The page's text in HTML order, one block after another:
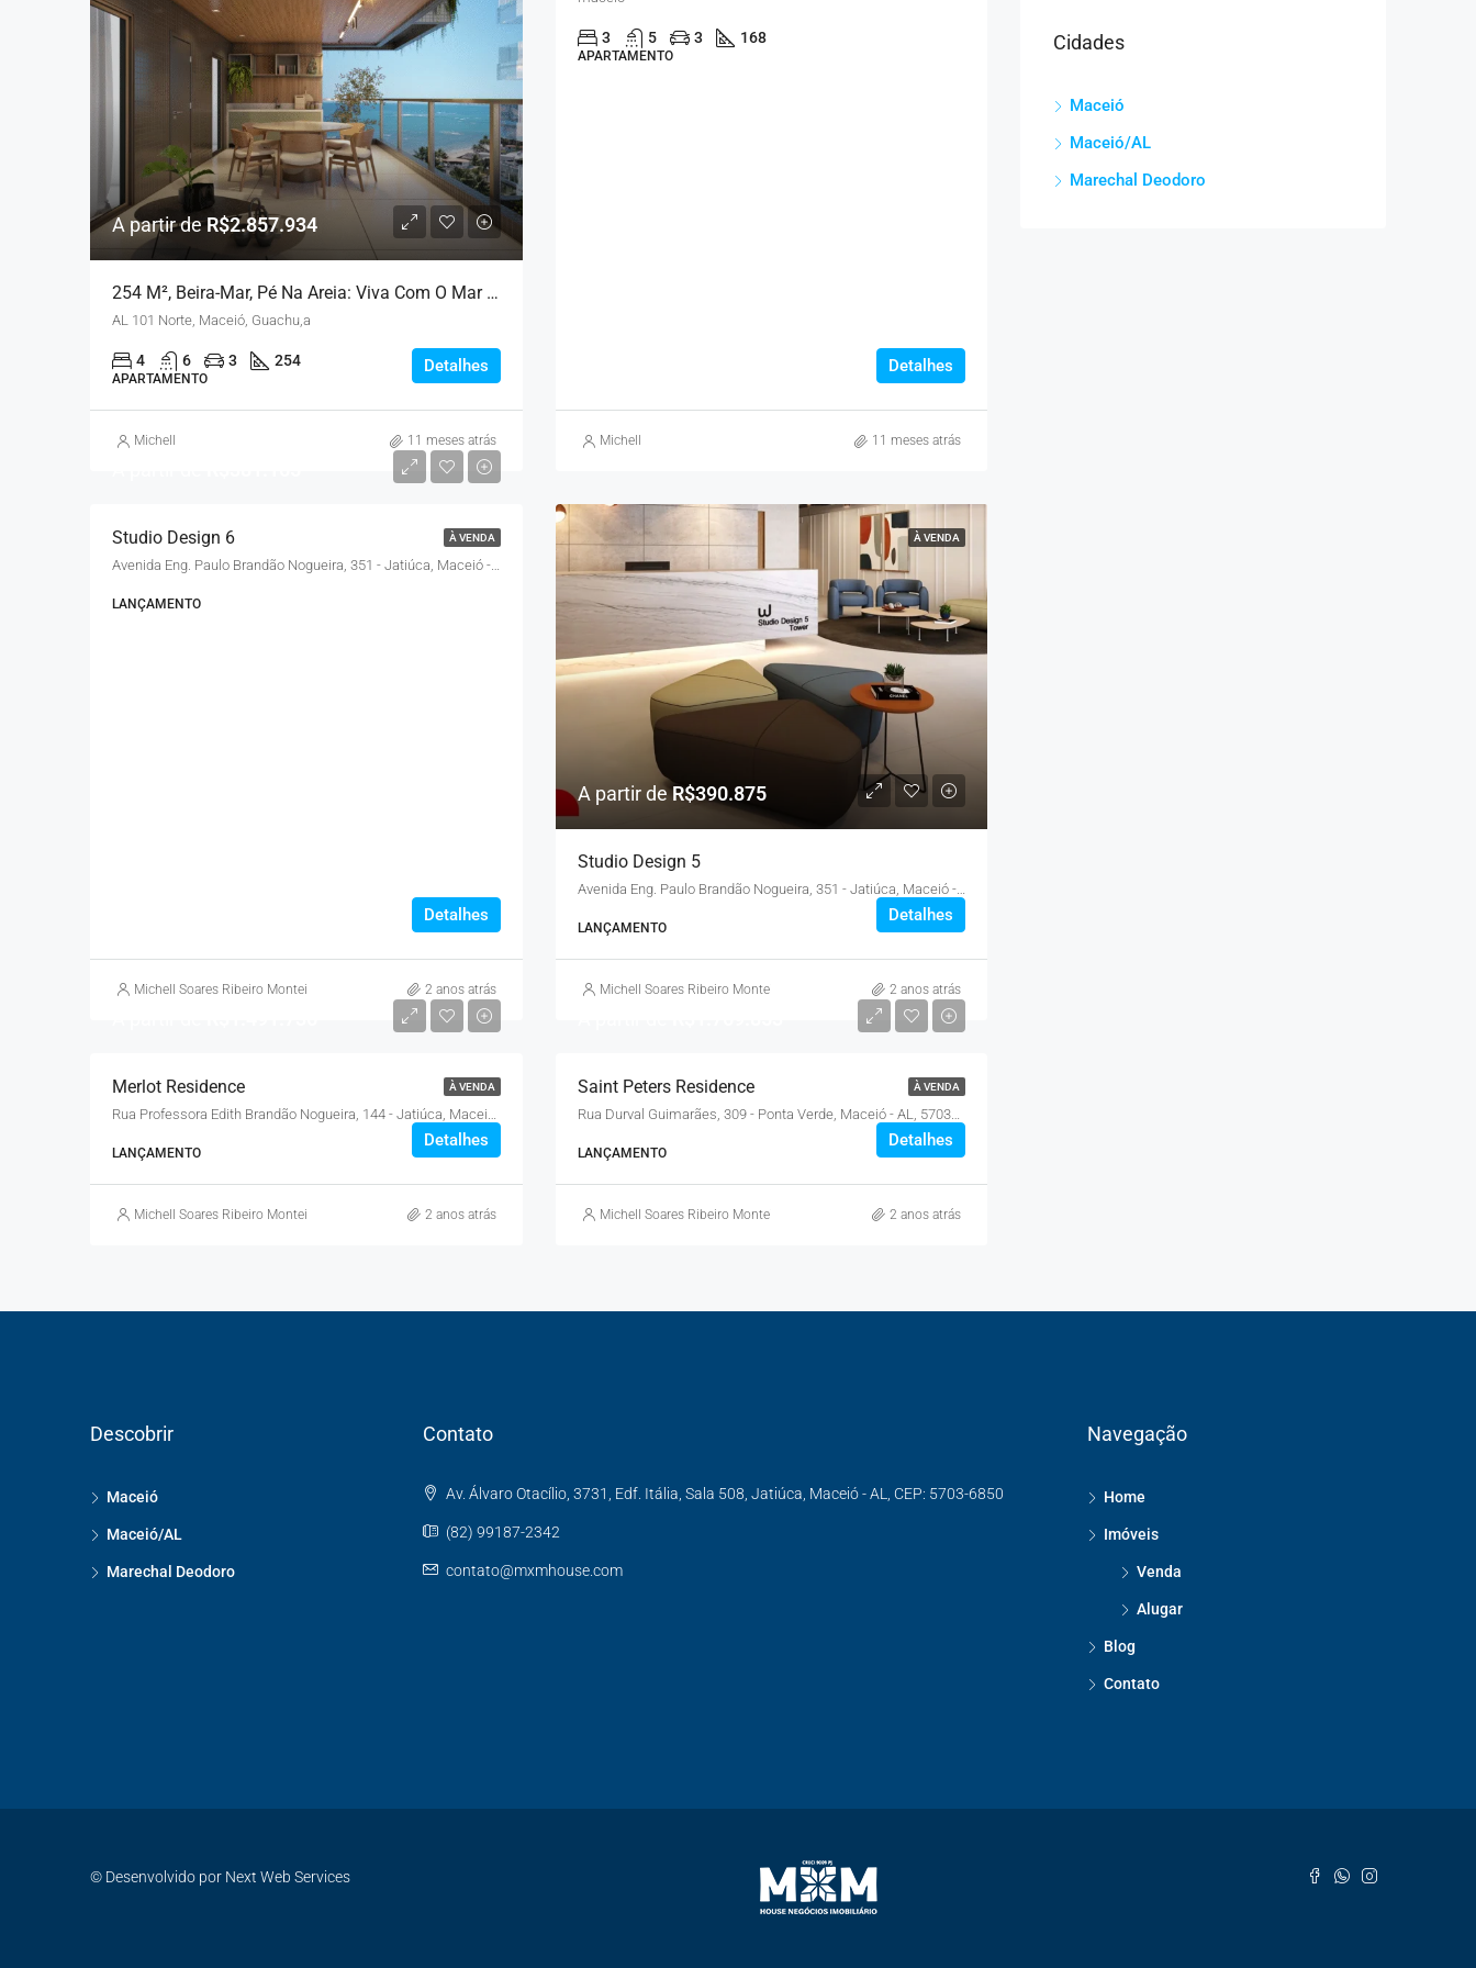
A partir deR$2.857.934
254 M², Beira-Mar, Pé Na Areia: Viva Com O Mar Aos Seus Pés
AL 101 Norte, Maceió, Guachu,a
4 6 3 254
APARTAMENTO
Detalhes
Michell 11 meses atrás
3 5 3 168
APARTAMENTO
Detalhes
Michell 11 meses atrás
À VENDA
Studio Design 6
Avenida Eng. Paulo Brandão Nogueira, 351 - Jatiúca, Maceió - AL
LANÇAMENTO
Detalhes
Michell Soares Ribeiro Monteiro 2 anos atrás
À VENDA
A partir deR$390.875
Studio Design 5
Avenida Eng. Paulo Brandão Nogueira, 351 - Jatiúca, Maceió - AL
LANÇAMENTO
Detalhes
Michell Soares Ribeiro Monteiro 2 anos atrás
À VENDA
Merlot Residence
LANÇAMENTO
Detalhes
Michell Soares Ribeiro Monteiro 2 anos atrás
À VENDA
Saint Peters Residence
Rua Durval Guimarães, 309 - Ponta Verde, Maceió - AL, 57035-060
LANÇAMENTO
Detalhes
Michell Soares Ribeiro Monteiro 2 anos atrás
Cidades
Maceió
Maceió/AL
Marechal Deodoro
Descobrir
Maceió
Maceió/AL
Marechal Deodoro
Contato
Av. Álvaro Otacílio, 3731, Edf. Itália, Sala 508, Jatiúca, Maceió - AL, CEP: 5703-6850
(82) 99187-2342
contato@mxmhouse.com
Navegação
Home
Imóveis
Venda
Alugar
Blog
Contato
© Desenvolvido por Next Web Services